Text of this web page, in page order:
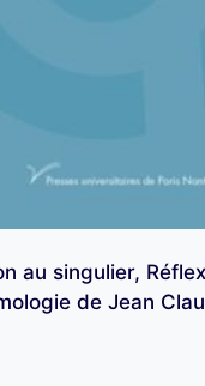
au singulier,
de Jean